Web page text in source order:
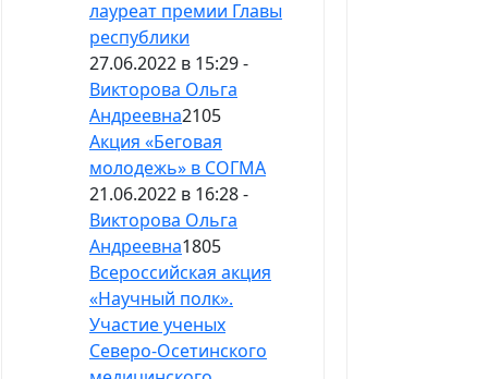
лауреат премии Главы
республики
27.06.2022 в 15:29 -
Викторова Ольга
Андреевна2105
Акция «Беговая
молодежь» в СОГМА
21.06.2022 в 16:28 -
Викторова Ольга
Андреевна1805
Всероссийская акция
«Научный полк».
Участие ученых
Северо-Осетинского